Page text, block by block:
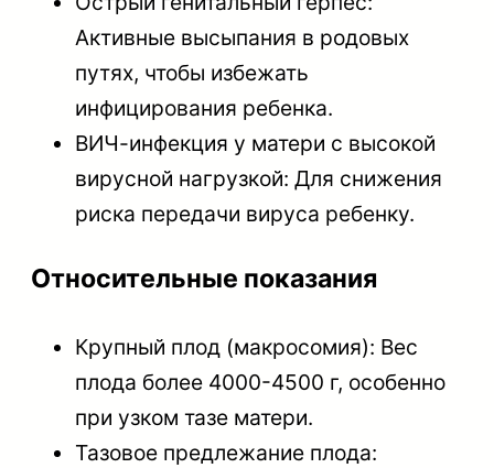
Активные высыпания в родовых
путях, чтобы избежать
инфицирования ребенка.
ВИЧ-инфекция у матери с высокой
вирусной нагрузкой: Для снижения
риска передачи вируса ребенку.
Относительные показания
Крупный плод (макросомия): Вес
плода более 4000-4500 г, особенно
при узком тазе матери.
Тазовое предлежание плода: